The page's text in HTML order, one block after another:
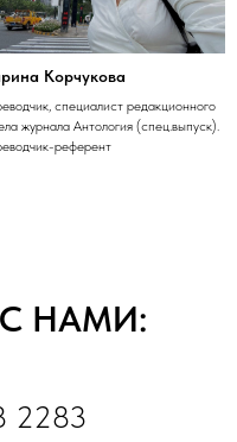
Корчукова
специалист редакционного
журнала Антология (спец.выпуск).
референт
С НАМИ:
2283